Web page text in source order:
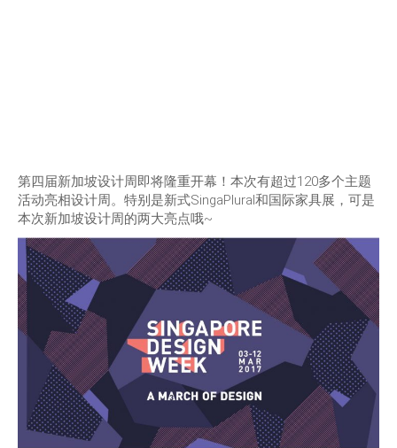
第四届新加坡设计周即将隆重开幕！本次有超过120多个主题
活动亮相设计周。特别是新式SingaPlural和国际家具展，可是
本次新加坡设计周的两大亮点哦~